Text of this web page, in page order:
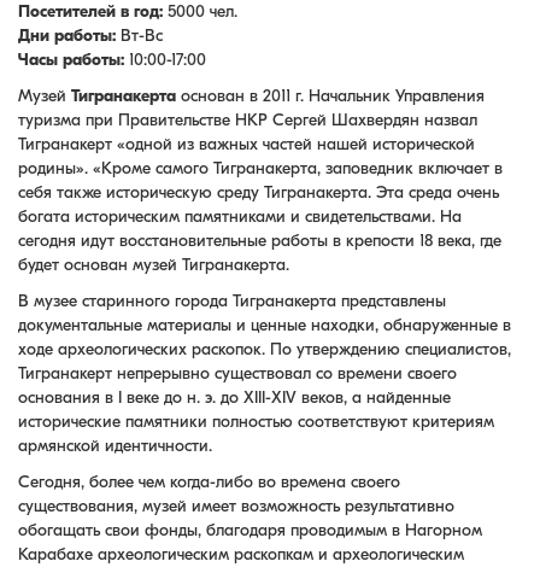
Посетителей в год: 5000 чел.
Дни работы: Вт-Вс
Часы работы: 10:00-17:00
Музей Тигранакерта основан в 2011 г. Начальник Управления
туризма при Правительстве НКР Сергей Шахвердян назвал
Тигранакерт «одной из важных частей нашей исторической
родины». «Кроме самого Тигранакерта, заповедник включает в
себя также историческую среду Тигранакерта. Эта среда очень
богата историческим памятниками и свидетельствами. На
сегодня идут восстановительные работы в крепости 18 века, где
будет основан музей Тигранакерта.
В музее старинного города Тигранакерта представлены
документальные материалы и ценные находки, обнаруженные в
ходе археологических раскопок. По утверждению специалистов,
Тигранакерт непрерывно существовал со времени своего
основания в I веке до н. э. до XIII-XIV веков, а найденные
исторические памятники полностью соответствуют критериям
армянской идентичности.
Сегодня, более чем когда-либо во времена своего
существования, музей имеет возможность результативно
обогащать свои фонды, благодаря проводимым в Нагорном
Карабахе археологическим раскопкам и археологическим